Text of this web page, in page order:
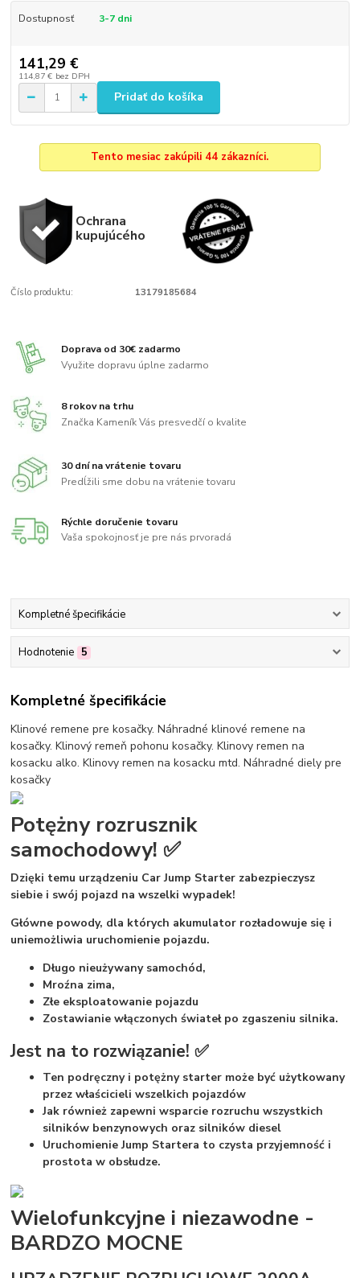
Dostupnosť 3-7 dni
141,29 €
114,87 € bez DPH
Pridať do košíka
Tento mesiac zakúpili 44 zákazníci.
Ochrana
kupujúcého
Číslo produktu: 13179185684
Doprava od 30€ zadarmo
Využite dopravu úplne zadarmo
8 rokov na trhu
Značka Kameník Vás presvedčí o kvalite
30 dní na vrátenie tovaru
Predĺžili sme dobu na vrátenie tovaru
Rýchle doručenie tovaru
Vaša spokojnosť je pre nás prvoradá
Kompletné špecifikácie
Hodnotenie 5
Kompletné špecifikácie
Klinové remene pre kosačky. Náhradné klinové remene na
kosačky. Klinový remeň pohonu kosačky. Klinovy remen na
kosacku alko. Klinovy remen na kosacku mtd. Náhradné diely pre
kosačky
Potężny rozrusznik
samochodowy! ✅
Dzięki temu urządzeniu Car Jump Starter zabezpieczysz
siebie i swój pojazd na wszelki wypadek!
Główne powody, dla których akumulator rozładowuje się i
uniemożliwia uruchomienie pojazdu.
Długo nieużywany samochód,
Mroźna zima,
Złe eksploatowanie pojazdu
Zostawianie włączonych świateł po zgaszeniu silnika.
Jest na to rozwiązanie! ✅
Ten podręczny i potężny starter może być użytkowany
przez właścicieli wszelkich pojazdów
Jak również zapewni wsparcie rozruchu wszystkich
silników benzynowych oraz silników diesel
Uruchomienie Jump Startera to czysta przyjemność i
prostota w obsłudze.
Wielofunkcyjne i niezawodne -
BARDZO MOCNE